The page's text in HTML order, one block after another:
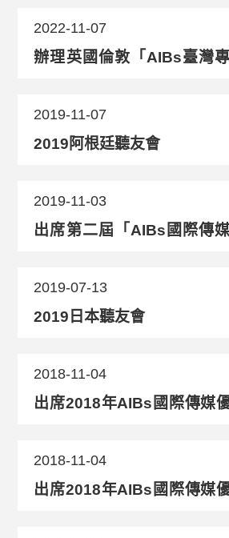
2022-11-07
辦理英國倫敦「AIBs臺灣
2019-11-07
2019阿根廷聽友會
2019-11-03
出席第二屆「AIBs國際傳
2019-07-13
2019日本聽友會
2018-11-04
出席2018年AIBs國際傳媒
2018-11-04
出席2018年AIBs國際傳媒